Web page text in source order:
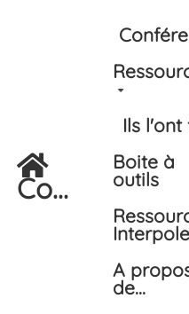
Aller au contenu
Co...
Ils
Boite à
outils
Interpole
A
de...